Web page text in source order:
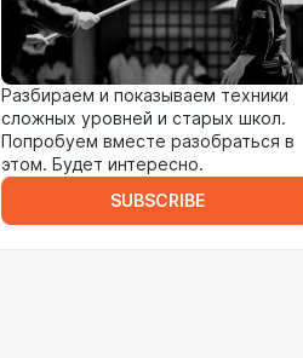
Разбираем и показываем техники
сложных уровней и старых школ.
Попробуем вместе разобраться в
этом. Будет интересно.
SUBSCRIBE